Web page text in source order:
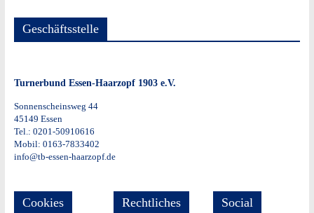
Geschäftsstelle
Turnerbund Essen-Haarzopf 1903 e.V.
Sonnenscheinsweg 44
45149 Essen
Tel.: 0201-50910616
Mobil: 0163-7833402
info@tb-essen-haarzopf.de
Cookies Rechtliches Social